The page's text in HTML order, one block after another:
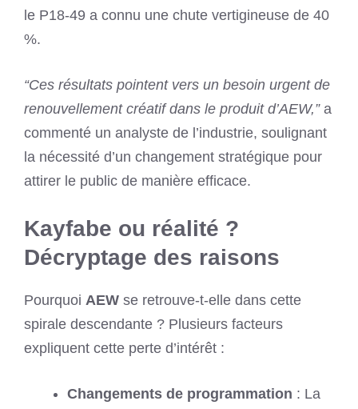
le P18-49 a connu une chute vertigineuse de 40
%.
“Ces résultats pointent vers un besoin urgent de
renouvellement créatif dans le produit d’AEW,”a
commenté un analyste de l’industrie, soulignant
la nécessité d’un changement stratégique pour
attirer le public de manière efficace.
Kayfabe ou réalité ?
Décryptage des raisons
Pourquoi AEW se retrouve-t-elle dans cette
spirale descendante ? Plusieurs facteurs
expliquent cette perte d’intérêt :
Changements de programmation : La